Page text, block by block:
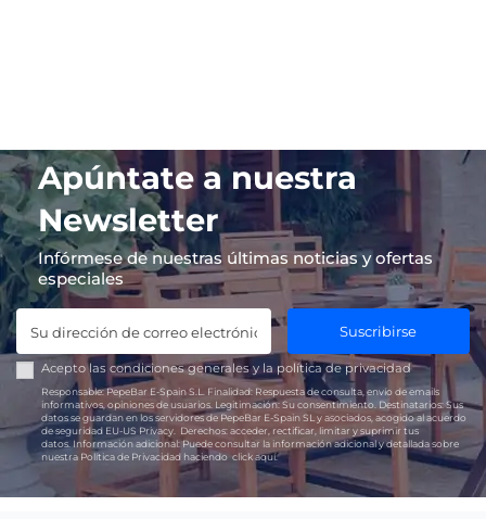
Apúntate a nuestra
Newsletter
Infórmese de nuestras últimas noticias y ofertas
especiales
Suscribirse
Acepto las condiciones generales y lapolítica de privacidad
Responsable:PepeBar E-Spain S.L. Finalidad: Respuesta de consulta, envío de emails
informativos, opiniones de usuarios. Legitimación: Su consentimiento. Destinatarios:Sus
datos se guardan en los servidores de PepeBar E-Spain SL y asociados, acogido al acuerdo
de seguridad EU-US Privacy. Derechos: acceder, rectificar, limitar y suprimir tus
datos.Información adicional:Puede consultar la información adicional y detallada sobre
nuestra Política de Privacidad haciendoclick aquí.